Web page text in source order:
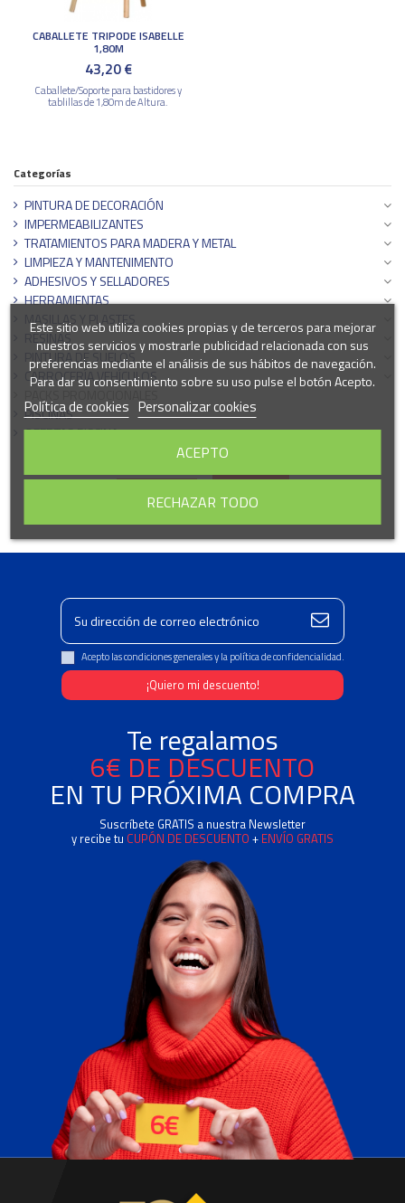
CABALLETE TRIPODE ISABELLE
1,80M
43,20 €
Caballete/Soporte para bastidores y
tablillas de 1,80m de Altura.
Categorías
PINTURA DE DECORACIÓN
IMPERMEABILIZANTES
TRATAMIENTOS PARA MADERA Y METAL
LIMPIEZA Y MANTENIMENTO
ADHESIVOS Y SELLADORES
HERRAMIENTAS
MASILLAS Y PLASTES
RESINAS
PINTURA DE SUELOS
CARROCERÍA VEHÍCULOS
PISCINAS
OFERTAS PISCINA
Acepto las condiciones generales y la política de confidencialidad.
Te regalamos
6€ DE DESCUENTO
EN TU PRÓXIMA COMPRA
Suscríbete GRATIS a nuestra Newsletter
y recibe tu CUPÓN DE DESCUENTO + ENVÍO GRATIS
Este sitio web utiliza cookies propias y de terceros para mejorar
nuestros servicios y mostrarle publicidad relacionada con sus
preferencias mediante el análisis de sus hábitos de navegación.
Para dar su consentimiento sobre su uso pulse el botón Acepto.
Política de cookies Personalizar cookies
RECHAZAR TODO
ACEPTO